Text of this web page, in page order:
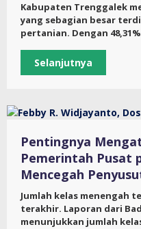
Kabupaten Trenggalek
yang sebagian besar
pertanian. Dengan
Selanjutnya
Pentingnya
Pemerintah Pusat
Mencegah
Jumlah kelas menengah
terakhir. Laporan dari
menunjukkan jumlah